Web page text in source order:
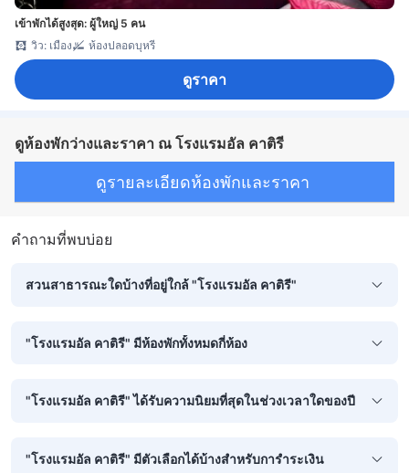
เข้าพักได้สูงสุด: ผู้ใหญ่ 5 คน
วิว: เมือง
ห้องปลอดบุหรี่
ดูราคา
ดูห้องพักว่างและราคา ณ โรงแรมอัล คาติรี
ดูรายละเอียดห้องพักและราคา
คำถามที่พบบ่อย
สวนสาธารณะใดบ้างที่อยู่ใกล้ "โรงแรมอัล คาติรี"
"โรงแรมอัล คาติรี" มีห้องพักทั้งหมดกี่ห้อง
"โรงแรมอัล คาติรี" ได้รับความนิยมที่สุดในช่วงเวลาใดของปี
"โรงแรมอัล คาติรี" มีตัวเลือกได้บ้างสำหรับการำระเงิน